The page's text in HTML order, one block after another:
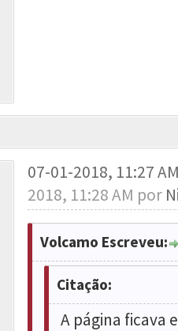
07-01-2018, 11:27
2018, 11:28 AM por
Volcamo Escreveu:
Citação:
A página ficava